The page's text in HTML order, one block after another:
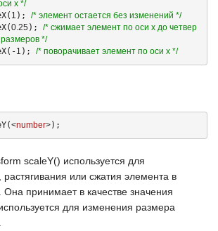
x */
1 ); /* элемент остается без изменений */
0.25 ); /* сжимает элемент по оси x до четвер
*/
1 ); /* поворачивает элемент по оси x */
<number>);
scaleY() используется для
или сжатия элемента в
. Она принимает в качестве значения
используется для изменения размера